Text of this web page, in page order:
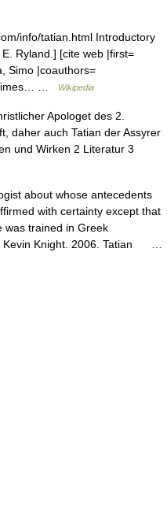
info/tatian.html Introductory
Ryland.] [cite web |first=
Simo |coauthors=
Times… …
Wikipedia
Apologet des 2.
daher auch Tatian der Assyrer
und Wirken 2 Literatur 3
about whose antecedents
with certainty except that
was trained in Greek
Kevin Knight. 2006. Tatian …